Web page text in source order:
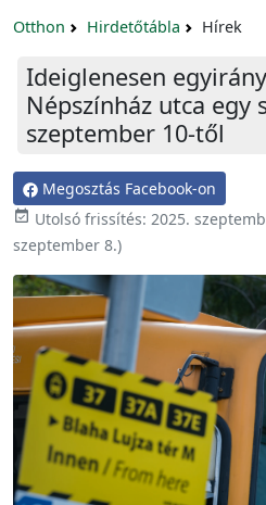
Otthon Hirdetőtábla Hírek
Ideiglenesen
Népszínház utca egy
szeptember 10-től
Megosztás Facebook-on
 Utolsó frissítés: 2025.
szeptember 8.)